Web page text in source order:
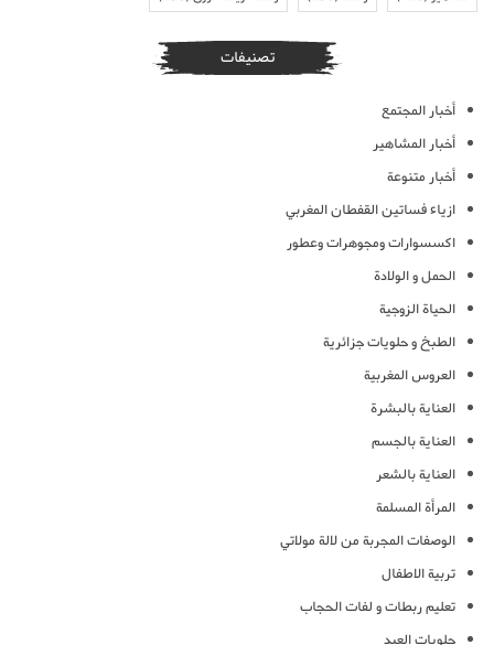
تصنيفات
أخبار المجتمع
أخبار المشاهير
أخبار متنوعة
ازياء فساتين القفطان المغربي
اكسسوارات ومجوهرات وعطور
الحمل و الولادة
الحياة الزوجية
الطبخ و حلويات جزائرية
العروس المغربية
العناية بالبشرة
العناية بالجسم
العناية بالشعر
المرأة المسلمة
الوصفات المجربة من لالة مولاتي
تربية الاطفال
تعليم ربطات و لفات الحجاب